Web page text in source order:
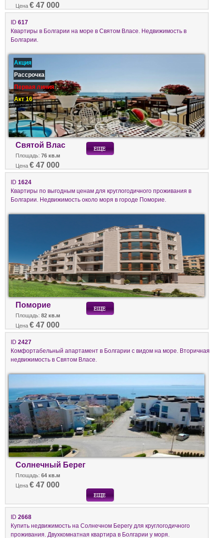
Цена € 47 000
ID 617
Квартиры в Болгарии на море в Святом Власе. Недвижимость в
Болгарии.
Акция
Рассрочка
Первая линия
Акт 16
Святой Влас
Площадь: 76 кв.м
Цена € 47 000
ID 1624
Квартиры по выгодным ценам для круглогодичного проживания в
Болгарии. Недвижимость около моря в городе Поморие.
Поморие
Площадь: 82 кв.м
Цена € 47 000
ID 2427
Комфортабельный апартамент в Болгарии с видом на море. Вторичная
недвижимость в Святом Власе.
Солнечный Берег
Площадь: 64 кв.м
Цена € 47 000
ID 2668
Купить недвижимость на Солнечном Берегу для круглогодичного
проживания. Двухкомнатная квартира в Болгарии у моря.